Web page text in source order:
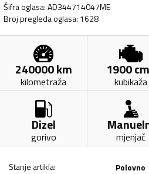
Šifra oglasa:AD344714047ME
Broj pregleda oglasa: 1628
240000km
kilometraža
1900
kubikaža
Dizel
gorivo mjenjač
Stanje artikla:
Polovno